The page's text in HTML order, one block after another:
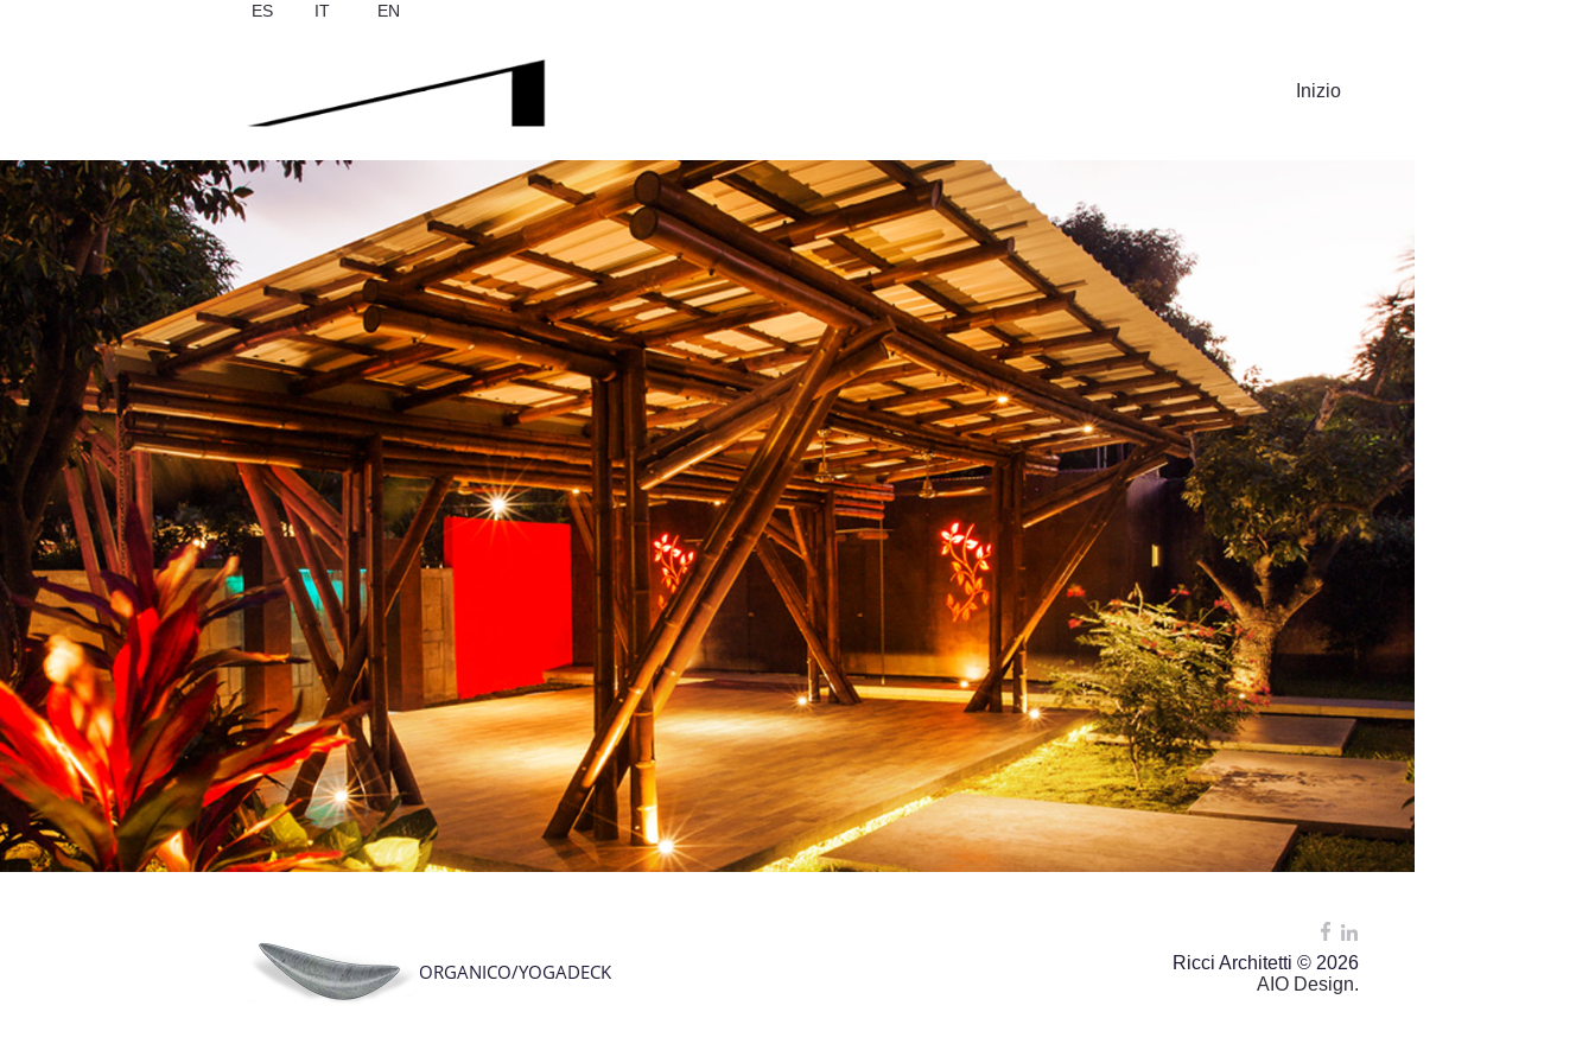
ES IT EN
Inizio
ORGANICO/YOGADECK
Ricci Architetti © 2026
AIO Design.